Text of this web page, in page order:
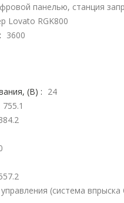
панелью, станция
Lovato RGK800
3600
(В) : 24
755.1
(система впрыска